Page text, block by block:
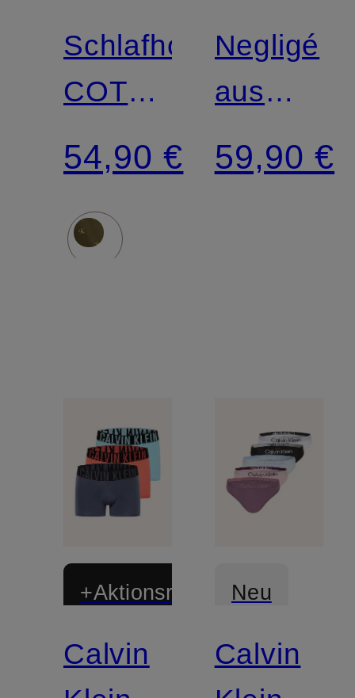
Schlafhose
COTTON
POPLIN
54,90 €
Negligé
aus
Satin
59,90 €
+Aktionsrabatt
Calvin
Neu
Calvin